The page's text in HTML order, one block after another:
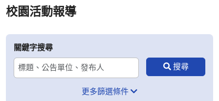
校園活動報導
關鍵字搜尋
更多篩選條件